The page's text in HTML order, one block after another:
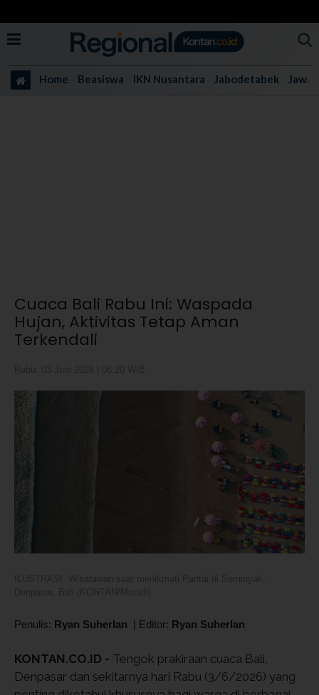
Home Beasiswa IKN Nusantara Jabodetabek Jawa
Cuaca Bali Rabu Ini: Waspada
Hujan, Aktivitas Tetap Aman
Terkendali
Penulis: Ryan Suherlan | Editor: Ryan Suherlan
KONTAN.CO.ID - Tengok prakiraan cuaca Bali,
Denpasar dan sekitarnya hari Rabu (3/6/2026) yang